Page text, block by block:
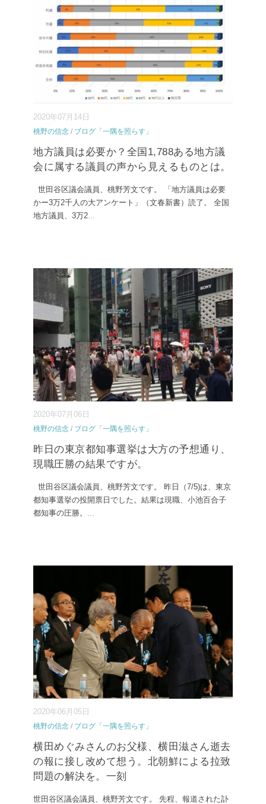
2020年07月14日
桃野の信念 / ブログ「一隅を照らす」
地方議員は必要か？全国1,788ある地方議
会に属する議員の声から見えるものとは。
世田谷区議会議員、桃野芳文です。 「地方議員は必要
かー3万2千人の大アンケート」（文春新書）読了。 全国
地方議員、3万2...
2020年07月06日
桃野の信念 / ブログ「一隅を照らす」
昨日の東京都知事選挙は大方の予想通り、
現職圧勝の結果ですが。
世田谷区議会議員、桃野芳文です。 昨日（7/5)は、東京
都知事選挙の投開票日でした。結果は現職、小池百合子
都知事の圧勝。 ...
2020年06月05日
桃野の信念 / ブログ「一隅を照らす」
横田めぐみさんのお父様、横田滋さん逝去
の報に接し改めて想う。北朝鮮による拉致
問題の解決を。一刻
世田谷区議会議員、桃野芳文です。 先程、報道された訃